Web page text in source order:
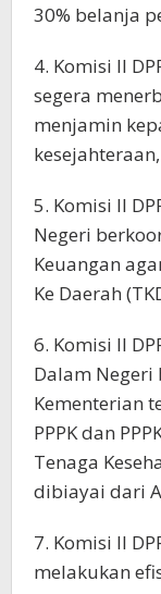
30% belanja
4. Komisi II
segera
menjamin
5. Komisi II
Negeri
Keuangan
Ke Daerah
6. Komisi II
Dalam
Kementerian
PPPK dan
Tenaga
dibiayai dari
7. Komisi II
melakukan